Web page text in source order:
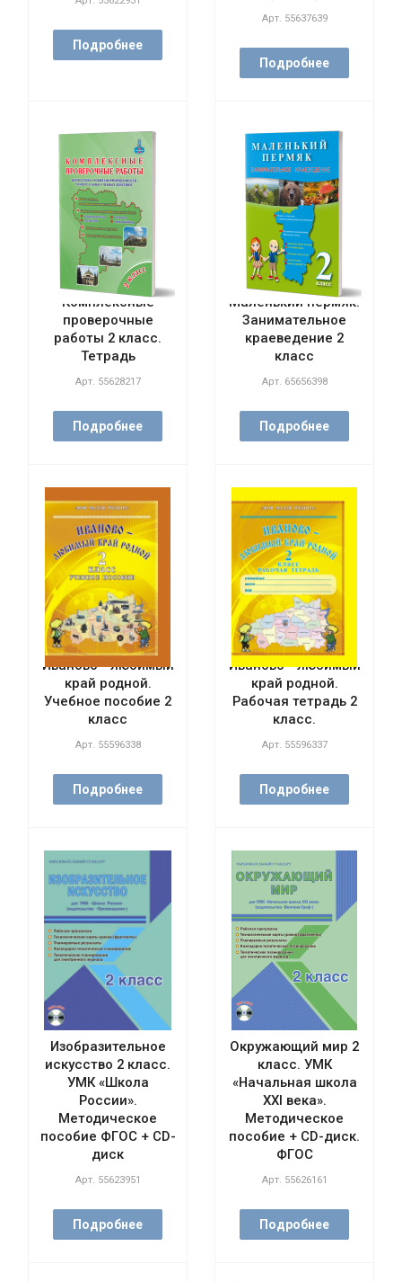
Подробнее
Арт. 55637639
Подробнее
Комплексные
проверочные
работы 2 класс.
Тетрадь
Арт. 55628217
Подробнее
Маленький пермяк.
Занимательное
краеведение 2
класс
Арт. 65656398
Подробнее
Иваново - любимый
край родной.
Учебное пособие 2
класс
Арт. 55596338
Подробнее
Иваново - любимый
край родной.
Рабочая тетрадь 2
класс.
Арт. 55596337
Подробнее
Изобразительное
искусство 2 класс.
УМК «Школа
России».
Методическое
пособие ФГОС + CD-
диск
Арт. 55623951
Подробнее
Окружающий мир 2
класс. УМК
«Начальная школа
XXI века».
Методическое
пособие + CD-диск.
ФГОС
Арт. 55626161
Подробнее